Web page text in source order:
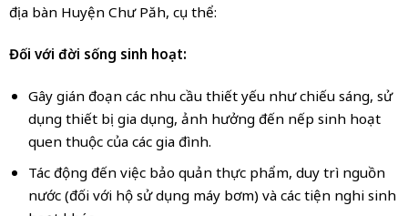
địa bàn Huyện Chư Păh, cụ thể:
Đối với đời sống sinh hoạt:
Gây gián đoạn các nhu cầu thiết yếu như chiếu sáng, sử
dụng thiết bị gia dụng, ảnh hưởng đến nếp sinh hoạt
quen thuộc của các gia đình.
Tác động đến việc bảo quản thực phẩm, duy trì nguồn
nước (đối với hộ sử dụng máy bơm) và các tiện nghi sinh